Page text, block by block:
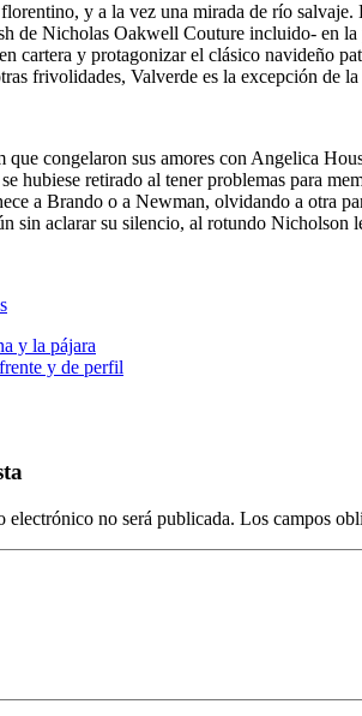
y a la vez una mirada de río
de Nicholas Oakwell Couture incluido- en
cartera y protagonizar el clásico navideño
frivolidades, Valverde es la excepción de la
congelaron sus amores con Angelica
hubiese retirado al tener problemas para
a Brando o a Newman, olvidando a otra
sin aclarar su silencio, al rotundo Nicholson
y la pájara
y de perfil
electrónico no será publicada. Los campos